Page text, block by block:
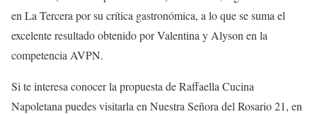
en La Tercera por su crítica gastronómica, a lo que se suma el
excelente resultado obtenido por Valentina y Alyson en la
competencia AVPN.
Si te interesa conocer la propuesta de Raffaella Cucina
Napoletana puedes visitarla en Nuestra Señora del Rosario 21, en